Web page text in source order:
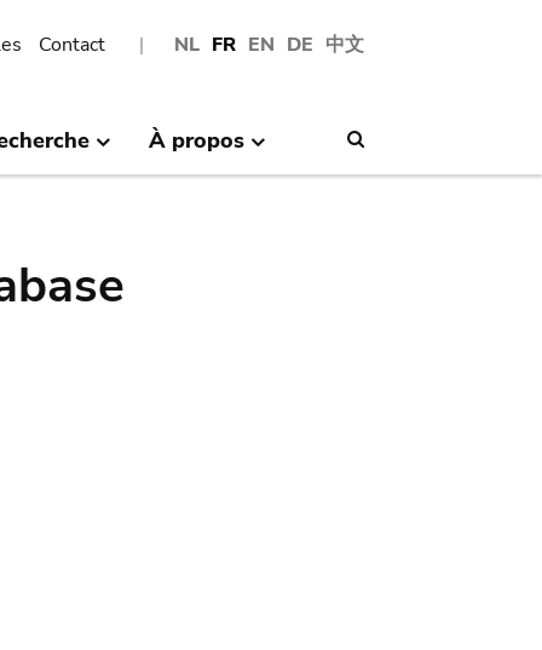
NL FR EN DE 中文
Contact
À propos